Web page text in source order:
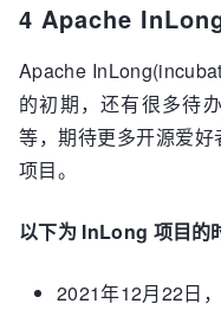
4 Apache
Apache
的初期，还有很多待
等，期待更多开源爱
项目。
以下为 InLong 项目的
2021年12月22日